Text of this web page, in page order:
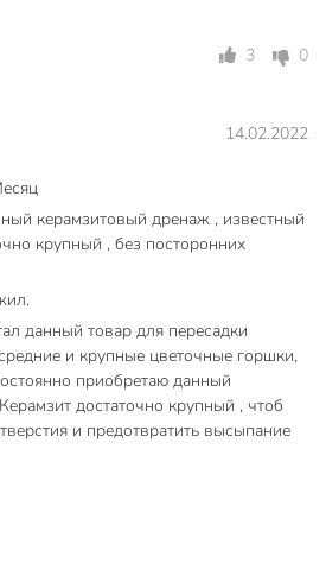
3 0
14.02.2022
керамзитовый дренаж , известный
крупный , без посторонних
данный товар для пересадки
и крупные цветочные горшки,
приобретаю данный
достаточно крупный , чтоб
и предотвратить высыпание